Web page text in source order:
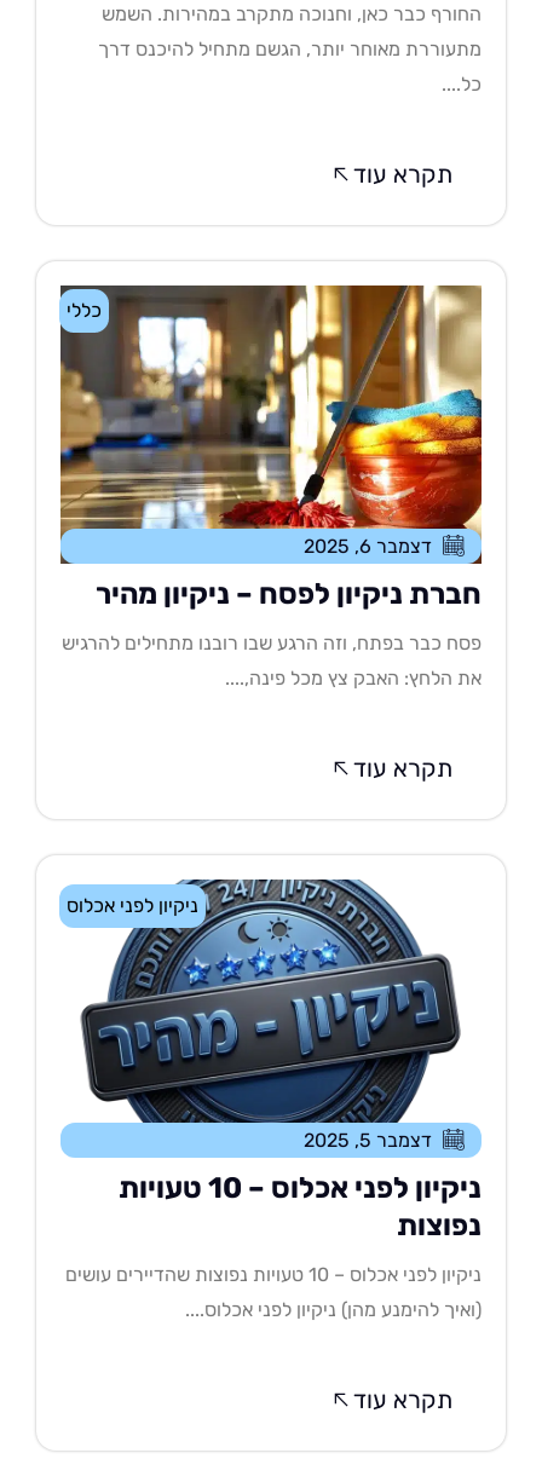
כבר כאן, וחנוכה מתקרב במהירות. השמש
מאוחר יותר, הגשם מתחיל להיכנס דרך
תקרא עוד
כללי
דצמבר 6, 2025
ניקיון לפסח – ניקיון מהיר
כבר בפתח, וזה הרגע שבו רובנו מתחילים להרגיש
הלחץ: האבק צץ מכל פינה,....
תקרא עוד
ניקיון לפני אכלוס
דצמבר 5, 2025
ניקיון לפני אכלוס – 10 טעויות
ניקיון לפני אכלוס – 10 טעויות נפוצות שהדיירים עושים
להימנע מהן) ניקיון לפני אכלוס....
תקרא עוד